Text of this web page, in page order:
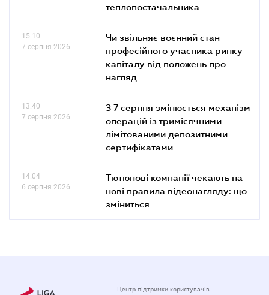
теплопостачальника
15.10
7 серпня 2026
Чи звільняє воєнний стан
професійного учасника ринку
капіталу від положень про
нагляд
13.40
7 серпня 2026
З 7 серпня змінюється механізм
операцій із тримісячними
лімітованими депозитними
сертифікатами
14.04
6 серпня 2026
Тютюнові компанії чекають на
нові правила відеонагляду: що
зміниться
Центр підтримки користувачів